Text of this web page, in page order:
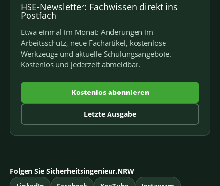
HSE-Newsletter: Fachwissen direkt ins
Postfach
Etwa einmal im Monat: Änderungen im
Arbeitsschutz, neue Fachartikel, kostenlose
Werkzeuge und aktuelle Schulungsangebote.
Kostenlos und jederzeit abmeldbar.
Kostenlos abonnieren
Letzte Ausgabe
Folgen Sie Sicherheitsingenieur.NRW